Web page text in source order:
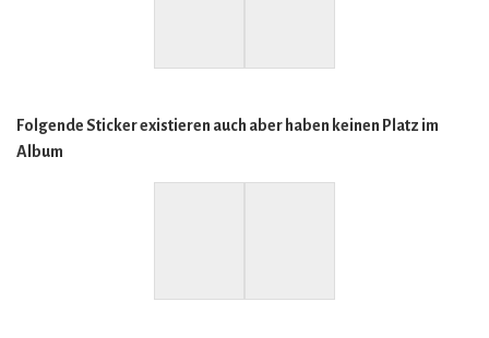
Folgende Sticker existieren auch aber haben keinen Platz im
Album